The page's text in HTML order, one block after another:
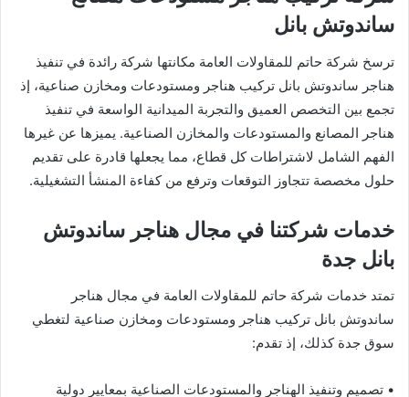
ساندوتش بانل
ترسخ شركة حاتم للمقاولات العامة مكانتها شركة رائدة في تنفيذ
هناجر ساندوتش بانل تركيب هناجر ومستودعات ومخازن صناعية، إذ
تجمع بين التخصص العميق والتجربة الميدانية الواسعة في تنفيذ
هناجر المصانع والمستودعات والمخازن الصناعية. يميزها عن غيرها
الفهم الشامل لاشتراطات كل قطاع، مما يجعلها قادرة على تقديم
حلول مخصصة تتجاوز التوقعات وترفع من كفاءة المنشأ التشغيلية.
خدمات شركتنا في مجال هناجر ساندوتش
بانل جدة
تمتد خدمات شركة حاتم للمقاولات العامة في مجال هناجر
ساندوتش بانل تركيب هناجر ومستودعات ومخازن صناعية لتغطي
سوق جدة كذلك، إذ تقدم:
• تصميم وتنفيذ الهناجر والمستودعات الصناعية بمعايير دولية